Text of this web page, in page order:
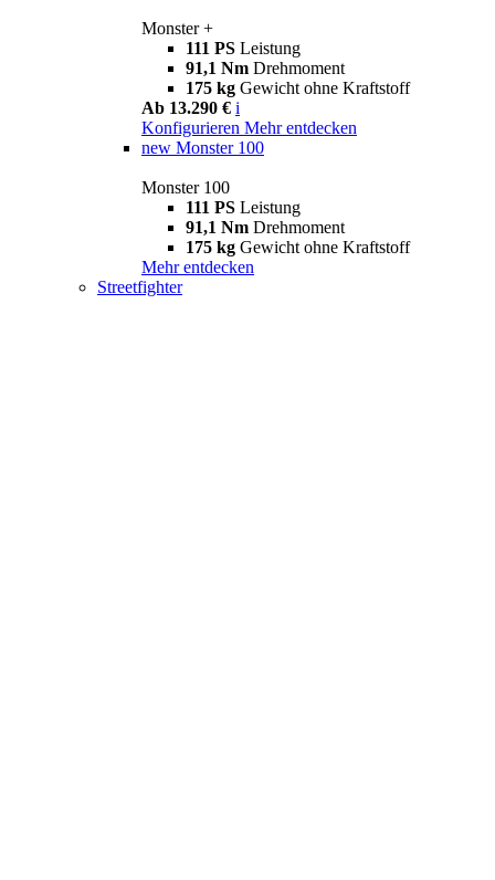
Monster +
111 PS Leistung
91,1 Nm Drehmoment
175 kg Gewicht ohne Kraftstoff
Ab 13.290 € i
Konfigurieren Mehr entdecken
new Monster 100
Monster 100
111 PS Leistung
91,1 Nm Drehmoment
175 kg Gewicht ohne Kraftstoff
Mehr entdecken
Streetfighter